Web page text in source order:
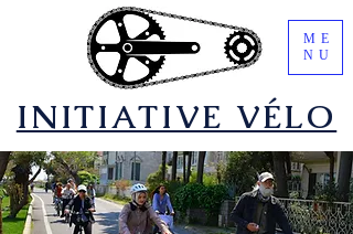
​INITIATIVE VÉLO
ME
NU